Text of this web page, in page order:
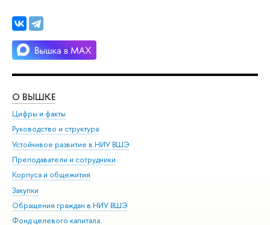
О ВЫШКЕ
Цифры и факты
Руководство и структура
Устойчивое развитие в НИУ ВШЭ
Преподаватели и сотрудники
Корпуса и общежития
Закупки
Обращения граждан в НИУ ВШЭ
Фонд целевого капитала